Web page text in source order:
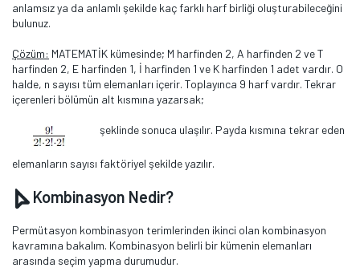
anlamsız ya da anlamlı şekilde kaç farklı harf birliği oluşturabileceğini
bulunuz.
Çözüm: MATEMATİK kümesinde; M harfinden 2, A harfinden 2 ve T
harfinden 2, E harfinden 1, İ harfinden 1 ve K harfinden 1 adet vardır. O
halde, n sayısı tüm elemanları içerir. Toplayınca 9 harf vardır. Tekrar
içerenleri bölümün alt kısmına yazarsak;
şeklinde sonuca ulaşılır. Payda kısmına tekrar eden
elemanların sayısı faktöriyel şekilde yazılır.
Kombinasyon Nedir?
Permütasyon kombinasyon terimlerinden ikinci olan kombinasyon
kavramına bakalım. Kombinasyon belirli bir kümenin elemanları
arasında seçim yapma durumudur.